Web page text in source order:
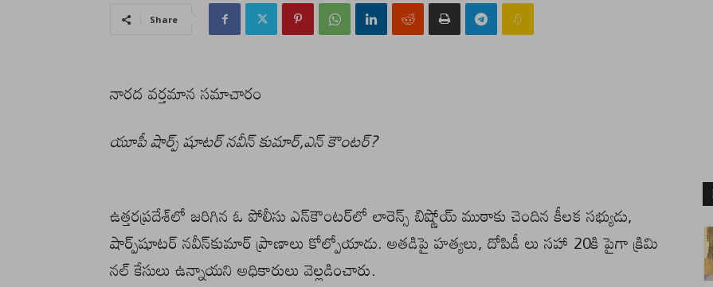
Share
నారద వర్తమాన సమాచారం
యూపీ షార్ప్ షూటర్ నవీన్ కుమార్,ఎన్ కౌంటర్?
ఉత్తరప్రదేశ్‌లో జరిగిన ఓ పోలీసు ఎన్‌కౌంటర్‌లో లారెన్స్ బిష్ణోయ్ ముఠాకు చెందిన కీలక సభ్యుడు,
షార్ప్‌షూటర్ నవీన్‌కుమార్‌ ప్రాణాలు కోల్పోయాడు. అతడిపై హత్యలు, దోపిడీ లు సహా 20కి పైగా క్రిమి
నల్ కేసులు ఉన్నాయని అధికారులు వెల్లడించారు.